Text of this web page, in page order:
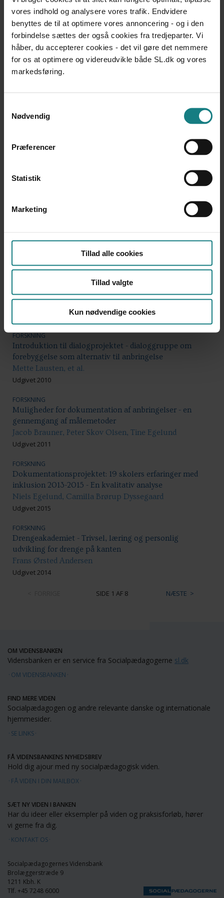
vores indhold og analysere vores trafik. Endvidere
benyttes de til at optimere vores annoncering - og i den
forbindelse sættes der også cookies fra tredjeparter. Vi
håber, du accepterer cookies - det vil gøre det nemmere
for os at optimere og videreudvikle både SL.dk og vores
markedsføring.
Nødvendig
Præferencer
Statistik
Marketing
Tillad alle cookies
Tillad valgte
Kun nødvendige cookies
udsatte børn fysiske inaktive og har det betydning for
deres helbred og trivsel?
Susan Andersen, Karin Helweg-Larsen
Udgivet 2008
Daginstitutioners betydning for udsatte børn og deres
Rosendal Jensen
Udgivet 2012
FORSKNING
forlængelse heraf et sundhedsfremmende perspektiv på
Udgivet 2014
Det sker ikke for mig
Udgivet 2013
Diagnosens dilemma
FORSKNING
Introduktion til dialogprojektet - dialoggruppe om
forebyggelse som alternativ til anbringelse
Mette Lausten, et al.
Udgivet 2010
FORSKNING
Muligheder for dokumentation af anbringelser - en
gennemgang af målemetoder
Jacob Brauner, Peter Skov Olsen, Tine Egelund
Udgivet 2011
FORSKNING
Dokumentationsprojektet: 19 skolers erfaringer med
inklusion 2013-2015 - En kvalitativ analyse
Niels Egelund, Camilla Brørup Dyssegaard
Udgivet 2015
FORSKNING
Drengeakademiet - Trivsel, læring og personlig
udvikling for drenge på kanten
Frans Ørsted Andersen
Udgivet 2014
SIDE 1 AF 8 NÆSTE
OM VIDENSBANKEN
Vidensbanken er en service fra Socialpædagogerne sl.dk
OM VIDENSBANKEN
FIND MERE VIDEN
Socialpædagogen og andre relevante danske og internationale
hjemmesider.
SE LINKS
FÅ VIDENSBANKENS NYHEDSBREV
Hold dig ajour med ny socialpædagogisk viden.
FÅ VIDEN I DIN MAILBOX
SÆT NY VIDEN I BANKEN
Har du ideer eller eksempler på viden og praksisforløb, hører
vi gerne fra dig.
KONTAKT OS
Socialpædagogernes Vidensbank
Brolæggerstræde 9
1211 Kbh. K
Tlf. +45 7248 6000